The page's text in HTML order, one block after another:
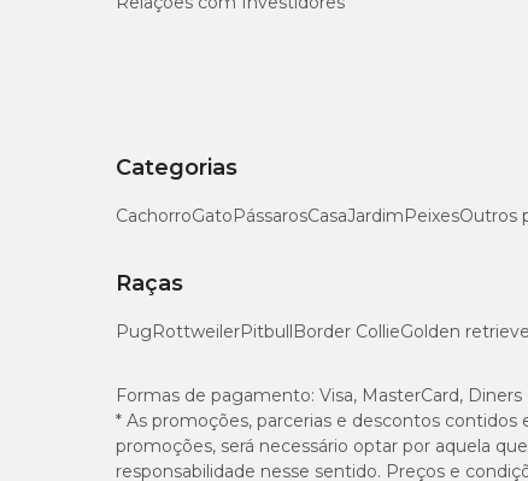
Categorias
CachorroGatoPássarosCasaJardimPeixesOutros
Raças
PugRottweilerPitbullBorder CollieGolden
Formas de pagamento: Visa, MasterCard,
* As promoções, parcerias e descontos
promoções, será necessário optar por aquela
responsabilidade nesse sentido. Preços e